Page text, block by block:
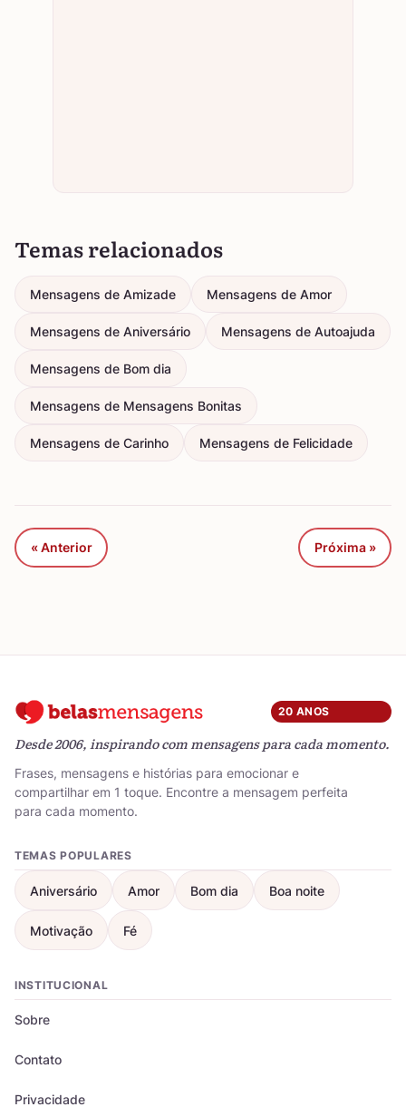
Temas relacionados
Mensagens de Amizade Mensagens de Amor
Mensagens de Aniversário Mensagens de Autoajuda
Mensagens de Bom dia
Mensagens de Mensagens Bonitas
Mensagens de Carinho Mensagens de Felicidade
« Anterior Próxima »
20 ANOS
Desde 2006, inspirando com mensagens para cada momento.
Frases, mensagens e histórias para emocionar e
compartilhar em 1 toque. Encontre a mensagem perfeita
para cada momento.
TEMAS POPULARES
Aniversário Amor Bom dia Boa noite
Motivação Fé
INSTITUCIONAL
Sobre
Contato
Privacidade